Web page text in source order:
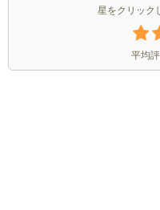
星をクリック
平均評